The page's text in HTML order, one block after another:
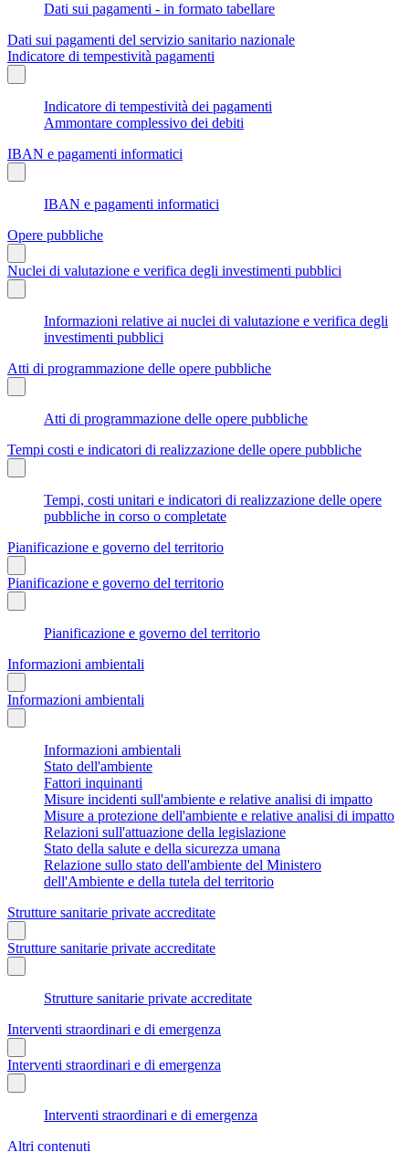
Dati sui pagamenti - in formato tabellare
Dati sui pagamenti del servizio sanitario nazionale
Indicatore di tempestività pagamenti
Indicatore di tempestività dei pagamenti
Ammontare complessivo dei debiti
IBAN e pagamenti informatici
IBAN e pagamenti informatici
Opere pubbliche
Nuclei di valutazione e verifica degli investimenti pubblici
Informazioni relative ai nuclei di valutazione e verifica degli
investimenti pubblici
Atti di programmazione delle opere pubbliche
Atti di programmazione delle opere pubbliche
Tempi costi e indicatori di realizzazione delle opere pubbliche
Tempi, costi unitari e indicatori di realizzazione delle opere
pubbliche in corso o completate
Pianificazione e governo del territorio
Pianificazione e governo del territorio
Pianificazione e governo del territorio
Informazioni ambientali
Informazioni ambientali
Informazioni ambientali
Stato dell'ambiente
Fattori inquinanti
Misure incidenti sull'ambiente e relative analisi di impatto
Misure a protezione dell'ambiente e relative analisi di impatto
Relazioni sull'attuazione della legislazione
Stato della salute e della sicurezza umana
Relazione sullo stato dell'ambiente del Ministero
dell'Ambiente e della tutela del territorio
Strutture sanitarie private accreditate
Strutture sanitarie private accreditate
Strutture sanitarie private accreditate
Interventi straordinari e di emergenza
Interventi straordinari e di emergenza
Interventi straordinari e di emergenza
Altri contenuti